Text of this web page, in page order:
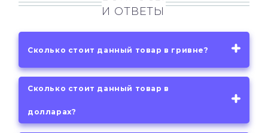
И ОТВЕТЫ
Сколько стоит данный товар в гривне?
Сколько стоит данный товар в
долларах?